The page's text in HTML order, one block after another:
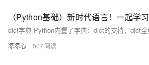
凉凉心. 507